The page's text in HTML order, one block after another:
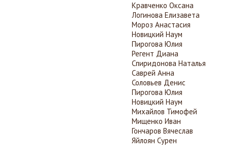
Кравченко Оксана
Логинова Елизавета
Мороз Анастасия
Новицкий Наум
Пирогова Юлия
Регент Диана
Спиридонова Наталья
Саврей Анна
Соловьев Денис
Пирогова Юлия
Новицкий Наум
Михайлов Тимофей
Мищенко Иван
Гончаров Вячеслав
Яйлоян Сурен